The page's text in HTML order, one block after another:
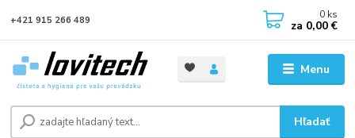
Menu
Hľadať
+421 915 266 489 0 ks
za 0,00 €